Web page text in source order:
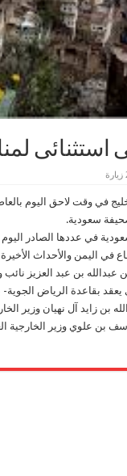
استثنائى
في وقت لاحق اليوم
سعودية.
في عددها الصادر
في اليمن والأحداث
عبدالله بن عبد العزيز
يعقد بقاعدة الرياض
بن زايد آل نهيان وزير
بن علوي وزير الخارجية